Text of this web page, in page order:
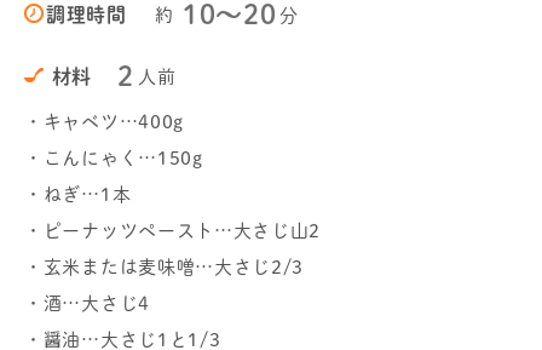
調理時間 約 10〜20 分
材料 2 人前
・キャベツ…400g
・こんにゃく…150g
・ねぎ…1本
・ピーナッツペースト…大さじ山2
・玄米または麦味噌…大さじ2/3
・酒…大さじ4
・醤油…大さじ1と1/3